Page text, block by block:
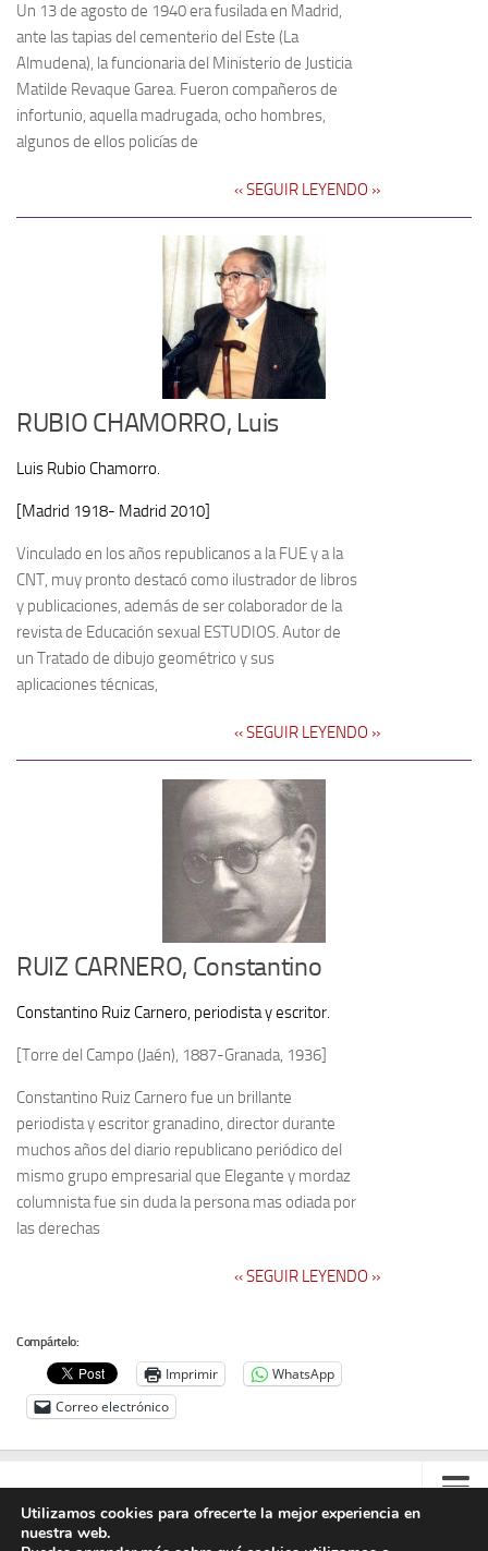
Un 13 de agosto de 1940 era fusilada en Madrid,
ante las tapias del cementerio del Este (La
Almudena), la funcionaria del Ministerio de Justicia
Matilde Revaque Garea. Fueron compañeros de
infortunio, aquella madrugada, ocho hombres,
algunos de ellos policías de
‹‹ SEGUIR LEYENDO ››
RUBIO CHAMORRO, Luis
Luis Rubio Chamorro.
[Madrid 1918- Madrid 2010]
Vinculado en los años republicanos a la FUE y a la
CNT, muy pronto destacó como ilustrador de libros
y publicaciones, además de ser colaborador de la
revista de Educación sexual ESTUDIOS. Autor de
un Tratado de dibujo geométrico y sus
aplicaciones técnicas,
‹‹ SEGUIR LEYENDO ››
RUIZ CARNERO, Constantino
Constantino Ruiz Carnero, periodista y escritor.
[Torre del Campo (Jaén), 1887-Granada, 1936]
Constantino Ruiz Carnero fue un brillante
periodista y escritor granadino, director durante
muchos años del diario republicano periódico del
mismo grupo empresarial que Elegante y mordaz
columnista fue sin duda la persona mas odiada por
las derechas
‹‹ SEGUIR LEYENDO ››
Compártelo:
Imprimir
WhatsApp
Correo electrónico
Contacto
Utilizamos cookies para ofrecerte la mejor experiencia en
nuestra web.